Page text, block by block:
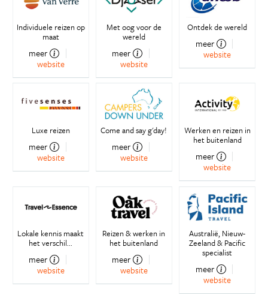
Individuele reizen op
maat
meer
website
Met oog voor de
wereld
meer
website
Ontdek de wereld
meer
website
Luxe reizen
meer
website
Come and say g'day!
meer
website
Werken en reizen in
het buitenland
meer
website
Lokale kennis maakt
het verschil...
meer
website
Reizen & werken in
het buitenland
meer
website
Australië, Nieuw-
Zeeland & Pacific
specialist
meer
website